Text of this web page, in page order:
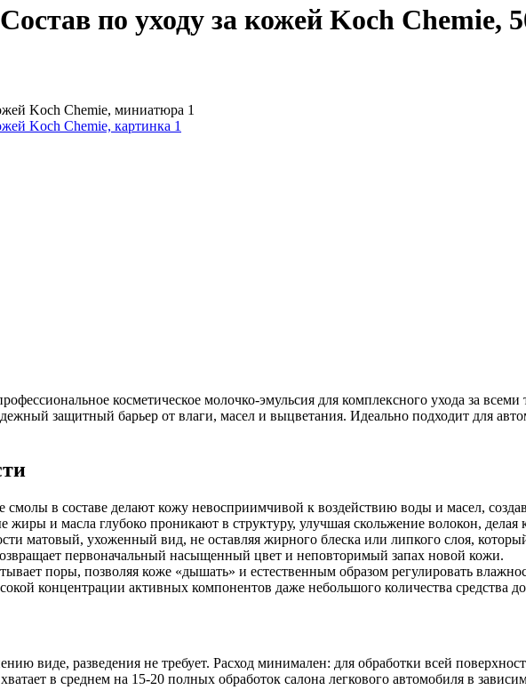
по уходу за кожей Koch Chemie,
косметическое молочко-эмульсия для комплексного ухода за
защитный барьер от влаги, масел и выцветания. Идеально подходит для
смолы в составе делают кожу невосприимчивой к воздействию воды и масел,
жиры и масла глубоко проникают в структуру, улучшая скольжение волокон, делая
матовый, ухоженный вид, не оставляя жирного блеска или липкого слоя,
первоначальный насыщенный цвет и неповторимый запах новой кожи.
поры, позволяя коже «дышать» и естественным образом регулировать
концентрации активных компонентов даже небольшого количества средства
виде, разведения не требует. Расход минимален: для обработки всей
в среднем на 15-20 полных обработок салона легкового автомобиля в